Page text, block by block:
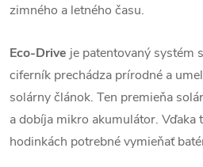
zimného a letného času.
Eco-Drive je patentovaný systém
ciferník prechádza prírodné a
solárny článok. Ten premieňa
a dobíja mikro akumulátor. Vďaka
hodinkách potrebné vymieňať